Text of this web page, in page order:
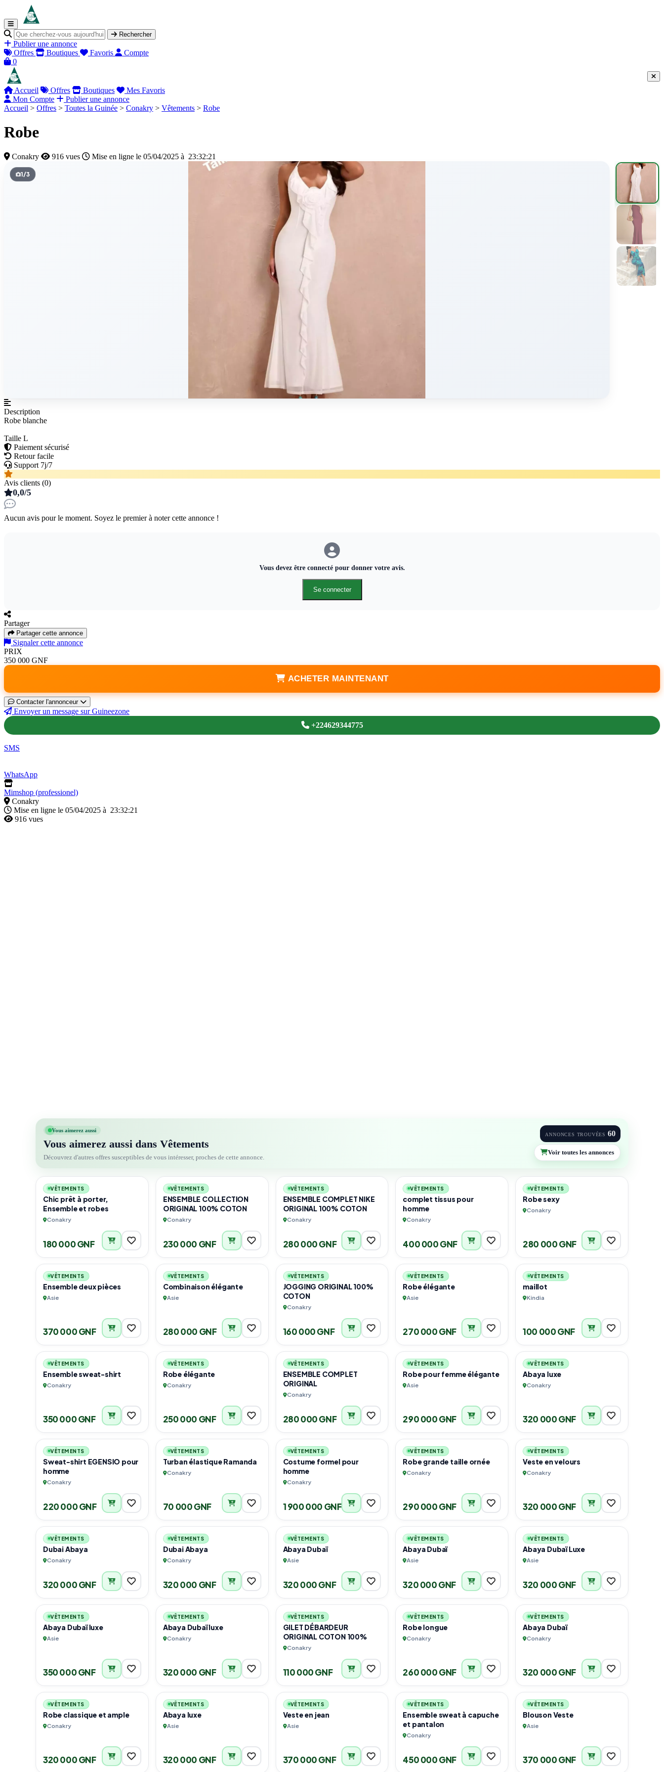
Rechercher
Publier une annonce
Offres
Boutiques Favoris
Compte
0
Accueil Offres Boutiques
Mes Favoris
Mon Compte
Publier une annonce
Accueil > Offres > Toutes la Guinée > Conakry > Vêtements > Robe
Robe
Conakry 916 vues Mise en ligne le 05/04/2025 à 23:32:21
1/3
Description
Robe blanche
Taille L
Paiement sécurisé
Retour facile
Support 7j/7
Avis clients (0)
0,0/5
Aucun avis pour le moment. Soyez le premier à noter cette annonce !
Vous devez être connecté pour donner votre avis.
Se connecter
Partager
Partager cette annonce
Signaler cette annonce
PRIX
350 000 GNF
ACHETER MAINTENANT
Contacter l'annonceur
Envoyer un message sur Guineezone
+224629344775
SMS
WhatsApp
Mimshop (professionel)
Conakry
Mise en ligne le 05/04/2025 à 23:32:21
916 vues
Vous aimerez aussi
Vous aimerez aussi dans Vêtements
Découvrez d'autres offres susceptibles de vous intéresser, proches de cette annonce.
ANNONCES TROUVÉES 60
Voir toutes les annonces
VÊTEMENTS
Chic prêt à porter,
Ensemble et robes
Conakry
180 000 GNF
VÊTEMENTS
ENSEMBLE COLLECTION
ORIGINAL 100% COTON
Conakry
230 000 GNF
VÊTEMENTS
ENSEMBLE COMPLET NIKE
ORIGINAL 100% COTON
Conakry
280 000 GNF
VÊTEMENTS
complet tissus pour
homme
Conakry
400 000 GNF
VÊTEMENTS
Robe sexy
Conakry
280 000 GNF
3
VÊTEMENTS
Ensemble deux pièces
Asie
370 000 GNF
3
VÊTEMENTS
Combinaison élégante
Asie
280 000 GNF
6
VÊTEMENTS
JOGGING ORIGINAL 100%
COTON
Conakry
160 000 GNF
4
VÊTEMENTS
Robe élégante
Asie
270 000 GNF
3
VÊTEMENTS
maillot
Kindia
100 000 GNF
2
VÊTEMENTS
Ensemble sweat-shirt
Conakry
350 000 GNF
3
VÊTEMENTS
Robe élégante
Conakry
250 000 GNF
2
VÊTEMENTS
ENSEMBLE COMPLET
ORIGINAL
Conakry
280 000 GNF
3
VÊTEMENTS
Robe pour femme élégante
Asie
290 000 GNF
3
VÊTEMENTS
Abaya luxe
Conakry
320 000 GNF
2
VÊTEMENTS
Sweat-shirt EGENSIO pour
homme
Conakry
220 000 GNF
3
VÊTEMENTS
Turban élastique Ramanda
Conakry
70 000 GNF
3
VÊTEMENTS
Costume formel pour
homme
Conakry
1 900 000 GNF
4
VÊTEMENTS
Robe grande taille ornée
Conakry
290 000 GNF
3
VÊTEMENTS
Veste en velours
Conakry
320 000 GNF
4
VÊTEMENTS
Dubai Abaya
Conakry
320 000 GNF
2
VÊTEMENTS
Dubai Abaya
Conakry
320 000 GNF
3
VÊTEMENTS
Abaya Dubaï
Asie
320 000 GNF
3
VÊTEMENTS
Abaya Dubaï
Asie
320 000 GNF
2
VÊTEMENTS
Abaya Dubaï Luxe
Asie
320 000 GNF
1
VÊTEMENTS
Abaya Dubaï luxe
Asie
350 000 GNF
2
VÊTEMENTS
Abaya Dubaï luxe
Conakry
320 000 GNF
4
VÊTEMENTS
GILET DÉBARDEUR
ORIGINAL COTON 100%
Conakry
110 000 GNF
3
VÊTEMENTS
Robe longue
Conakry
260 000 GNF
3
VÊTEMENTS
Abaya Dubaï
Conakry
320 000 GNF
3
VÊTEMENTS
Robe classique et ample
Conakry
320 000 GNF
2
VÊTEMENTS
Abaya luxe
Asie
320 000 GNF
2
VÊTEMENTS
Veste en jean
Asie
370 000 GNF
1
VÊTEMENTS
Ensemble sweat à capuche
et pantalon
Conakry
450 000 GNF
3
VÊTEMENTS
Blouson Veste
Asie
370 000 GNF
2 2 1 2 2